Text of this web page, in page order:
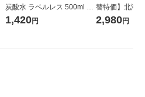
炭酸水 ラベルレス 500ml 1
箱（24本入）
1,420円
替特価】北海
し 無洗米 5kg
2,980円